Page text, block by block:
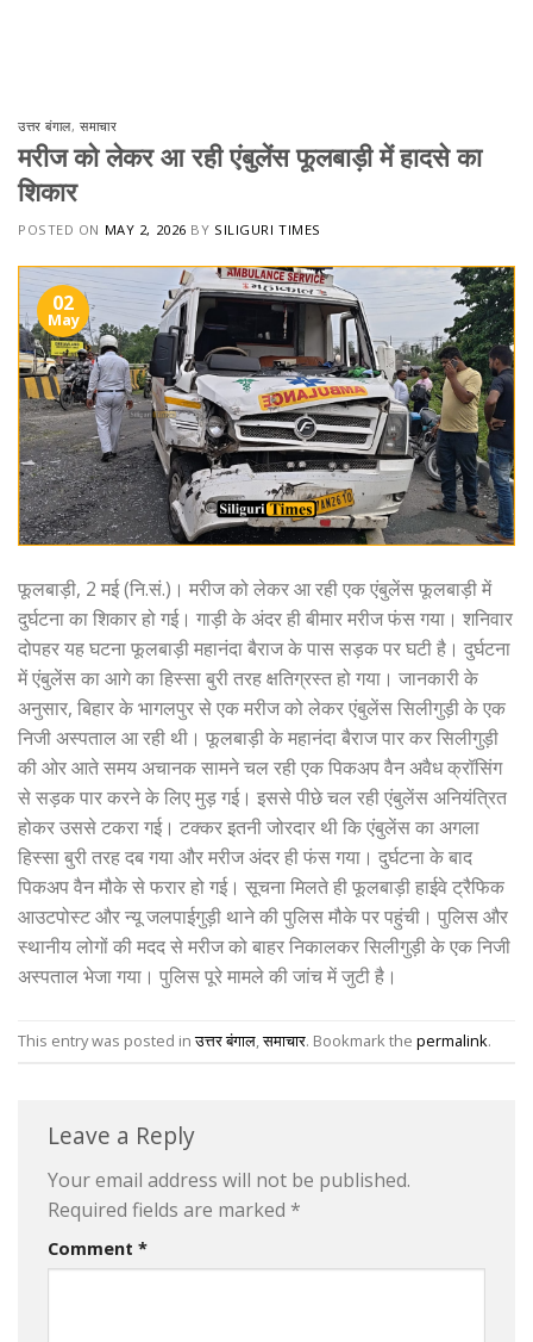
उत्तर बंगाल,समाचार
मरीज को लेकर आ रही एंबुलेंस फूलबाड़ी में हादसे का
शिकार
POSTED ON MAY 2, 2026 BY SILIGURI TIMES
02
May
फूलबाड़ी, 2 मई (नि.सं.)। मरीज को लेकर आ रही एक एंबुलेंस फूलबाड़ी में
दुर्घटना का शिकार हो गई। गाड़ी के अंदर ही बीमार मरीज फंस गया। शनिवार
दोपहर यह घटना फूलबाड़ी महानंदा बैराज के पास सड़क पर घटी है। दुर्घटना
में एंबुलेंस का आगे का हिस्सा बुरी तरह क्षतिग्रस्त हो गया। जानकारी के
अनुसार, बिहार के भागलपुर से एक मरीज को लेकर एंबुलेंस सिलीगुड़ी के एक
निजी अस्पताल आ रही थी। फूलबाड़ी के महानंदा बैराज पार कर सिलीगुड़ी
की ओर आते समय अचानक सामने चल रही एक पिकअप वैन अवैध क्रॉसिंग
से सड़क पार करने के लिए मुड़ गई। इससे पीछे चल रही एंबुलेंस अनियंत्रित
होकर उससे टकरा गई। टक्कर इतनी जोरदार थी कि एंबुलेंस का अगला
हिस्सा बुरी तरह दब गया और मरीज अंदर ही फंस गया। दुर्घटना के बाद
पिकअप वैन मौके से फरार हो गई। सूचना मिलते ही फूलबाड़ी हाईवे ट्रैफिक
आउटपोस्ट और न्यू जलपाईगुड़ी थाने की पुलिस मौके पर पहुंची। पुलिस और
स्थानीय लोगों की मदद से मरीज को बाहर निकालकर सिलीगुड़ी के एक निजी
अस्पताल भेजा गया। पुलिस पूरे मामले की जांच में जुटी है।
This entry was posted inउत्तर बंगाल,समाचार. Bookmark the permalink.
Leave a Reply
Your email address will not be published.
Required fields are marked *
Comment *